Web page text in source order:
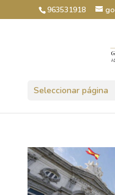
963531918
Seleccionar página